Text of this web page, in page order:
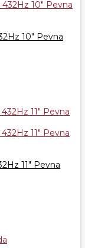
10" Pevna
11" Pevna